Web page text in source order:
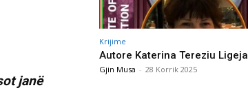
janë
Krijime
Autore Katerina Tereziu Ligeja
Gjin Musa - 28 Korrik 2025